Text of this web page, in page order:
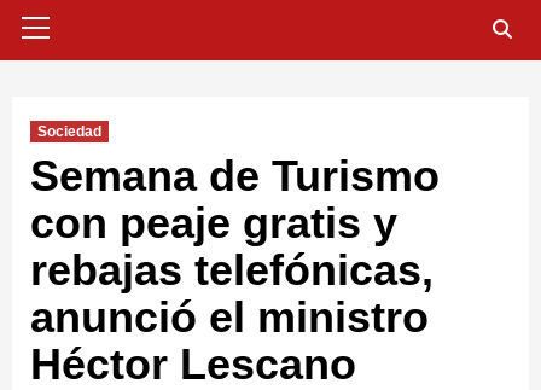
primario
Sociedad
Semana de Turismo
con peaje gratis y
rebajas telefónicas,
anunció el ministro
Héctor Lescano